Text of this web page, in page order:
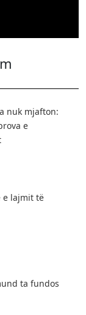
nuk mjafton:
e
e lajmit të
ta fundos